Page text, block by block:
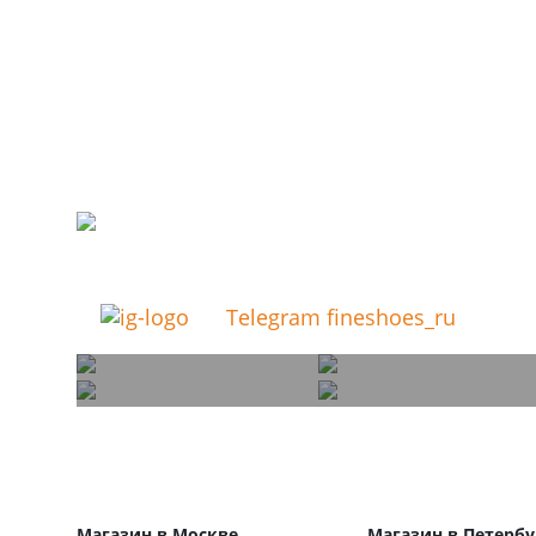
Telegram fineshoes_ru